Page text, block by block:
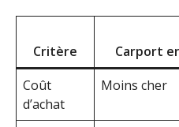
Critère Carport
Coût
d’achat
Moins cher